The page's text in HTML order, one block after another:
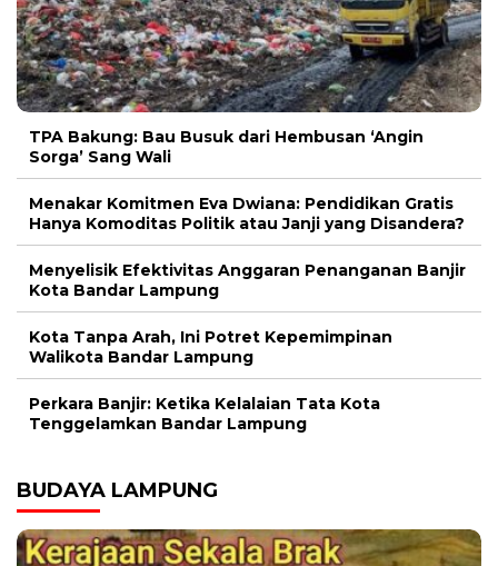
TPA Bakung: Bau Busuk dari Hembusan ‘Angin
Sorga’ Sang Wali
Menakar Komitmen Eva Dwiana: Pendidikan Gratis
Hanya Komoditas Politik atau Janji yang Disandera?
Menyelisik Efektivitas Anggaran Penanganan Banjir
Kota Bandar Lampung
Kota Tanpa Arah, Ini Potret Kepemimpinan
Walikota Bandar Lampung
Perkara Banjir: Ketika Kelalaian Tata Kota
Tenggelamkan Bandar Lampung
BUDAYA LAMPUNG